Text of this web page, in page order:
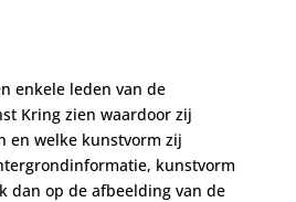
enkele leden van de
Kring zien waardoor zij
en welke kunstvorm zij
kunstvorm
dan op de afbeelding van de